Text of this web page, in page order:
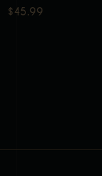
Add to wishlist
$45.99